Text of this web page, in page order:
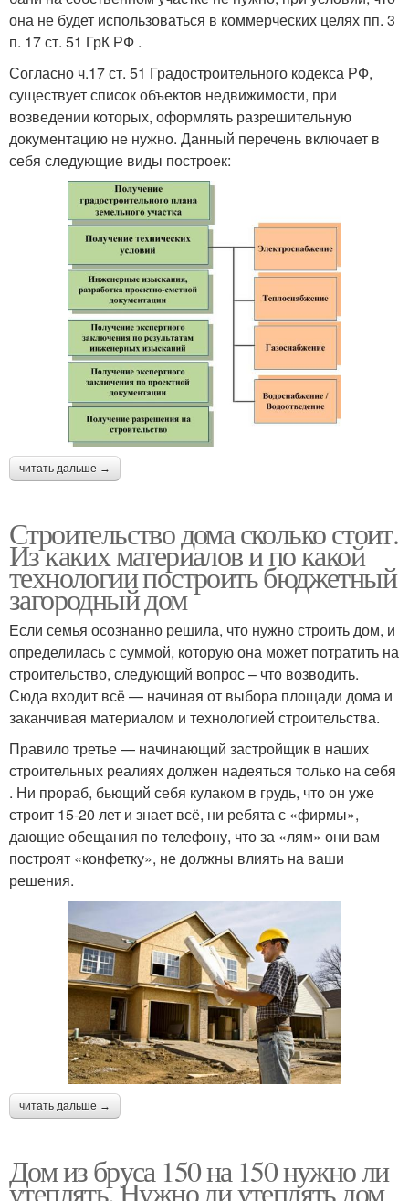
она не будет использоваться в коммерческих целях пп. 3
п. 17 ст. 51 ГрК РФ .
Согласно ч.17 ст. 51 Градостроительного кодекса РФ,
существует список объектов недвижимости, при
возведении которых, оформлять разрешительную
документацию не нужно. Данный перечень включает в
себя следующие виды построек:
читать дальше →
Строительство дома сколько стоит.
Из каких материалов и по какой
технологии построить бюджетный
загородный дом
Если семья осознанно решила, что нужно строить дом, и
определилась с суммой, которую она может потратить на
строительство, следующий вопрос – что возводить.
Сюда входит всё — начиная от выбора площади дома и
заканчивая материалом и технологией строительства.
Правило третье — начинающий застройщик в наших
строительных реалиях должен надеяться только на себя
. Ни прораб, бьющий себя кулаком в грудь, что он уже
строит 15-20 лет и знает всё, ни ребята с «фирмы»,
дающие обещания по телефону, что за «лям» они вам
построят «конфетку», не должны влиять на ваши
решения.
читать дальше →
Дом из бруса 150 на 150 нужно ли
утеплять. Нужно ли утеплять дом